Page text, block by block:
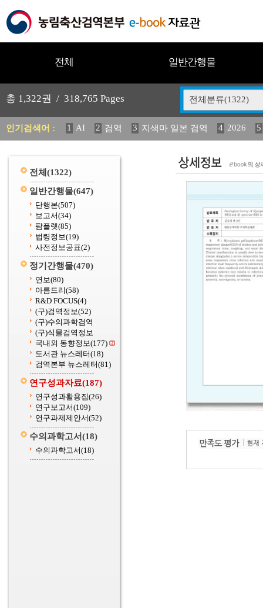
전체 일반간행물
총 1,322권 / 318,765 Pages 전체분류(1322)
인기검색어 : 1 AI 2 검역 3 지색마 일본 검역 4 2026
5
11 2025 12 중독성 식물 도감 13 媛 異 14
전체 (1322)
일반간행물(647)
단행본(507)
보고서(34)
팜플렛(85)
법령정보(19)
사전정보공표(2)
정기간행물(470)
연보(80)
아름드리(58)
R&D FOCUS(4)
(구)검역정보(52)
(구)수의과학검역
(구)식물검역정보
국내외 동향정보(177)
도서관 뉴스레터(18)
검역본부 뉴스레터(81)
연구성과자료(187)
연구성과활용집(26)
연구보고서(109)
연구과제제안서(52)
수의과학고서(18)
수의과학고서(18)